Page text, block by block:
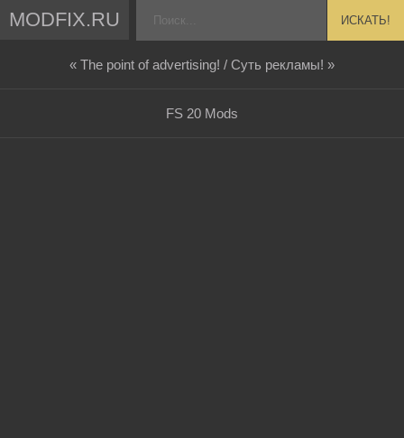
MODFIX.RU ИСКАТЬ!
« The point of advertising! / Суть рекламы! »
FS 20 Mods